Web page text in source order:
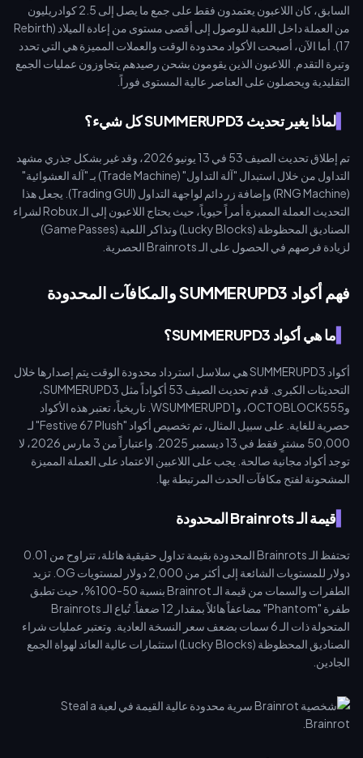
السابق، كان اللاعبون يعتمدون فقط على جمع ما يصل إلى 2.5 كوادريليون
من العملة داخل اللعبة للوصول إلى أقصى مستوى من إعادة الميلاد (Rebirth
17). أما الآن، أصبحت الأكواد محدودة الوقت والعملات المميزة هي التي تحدد
وتيرة التقدم. اللاعبون الذين يقومون بشحن رصيدهم يتجاوزون عمليات الجمع
التقليدية ويحصلون على العناصر عالية المستوى فوراً.
لماذا يغير تحديث SUMMERUPD3 كل شيء؟
تم إطلاق تحديث الصيف 53 في 13 يونيو 2026، وقد غير بشكل جذري مشهد
التداول من خلال استبدال "آلة التداول" (Trade Machine) بـ "آلة العشوائية"
(RNG Machine) وإضافة زر دائم لواجهة التداول (Trading GUI). يجعل هذا
التحديث العملة المميزة أمراً حيوياً، حيث يحتاج اللاعبون إلى الـ Robux لشراء
الصناديق المحظوظة (Lucky Blocks) وتذاكر اللعبة (Game Passes)
لزيادة فرصهم في الحصول على الـ Brainrots الحصرية.
فهم أكواد SUMMERUPD3 والمكافآت المحدودة
ما هي أكواد SUMMERUPD3؟
أكواد SUMMERUPD3 هي سلاسل استرداد محدودة الوقت يتم إصدارها خلال
التحديثات الكبرى. قدم تحديث الصيف 53 أكواداً مثل SUMMERUPD3،
وOCTOBLOCK555، وWSUMMERUPD1. تاريخياً، تعتبر هذه الأكواد
حصرية للغاية. على سبيل المثال، تم تخصيص أكواد "Festive 67 Plush" لـ
50,000 مشترٍ فقط في 13 ديسمبر 2025. واعتباراً من 3 مارس 2026، لا
توجد أكواد مجانية صالحة. يجب على اللاعبين الاعتماد على العملة المميزة
المشحونة لفتح مكافآت الحدث المرتبطة بها.
قيمة الـ Brainrots المحدودة
تحتفظ الـ Brainrots المحدودة بقيمة تداول حقيقية هائلة، تتراوح من 0.01
دولار للمستويات الشائعة إلى أكثر من 2,000 دولار لمستويات OG. تزيد
الطفرات والسمات من قيمة الـ Brainrot بنسبة 50-100%، حيث تطبق
طفرة "Phantom" مضاعفاً هائلاً بمقدار 12 ضعفاً. تُباع الـ Brainrots
المتحولة ذات الـ 6 سمات بضعف سعر النسخة العادية. وتعتبر عمليات شراء
الصناديق المحظوظة (Lucky Blocks) استثمارات عالية العائد لهواة الجمع
الجادين.